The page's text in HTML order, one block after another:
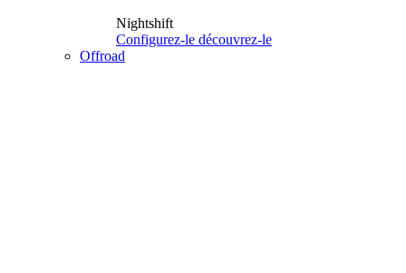
Nightshift
Configurez-le découvrez-le
Offroad